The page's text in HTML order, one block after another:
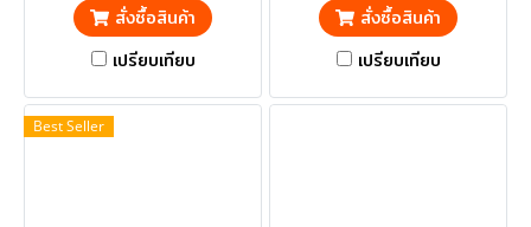
สั่งซื้อสินค้า
เปรียบเทียบ
สั่งซื้อสินค้า
เปรียบเทียบ
Best Seller